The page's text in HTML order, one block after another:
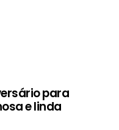
para
e linda